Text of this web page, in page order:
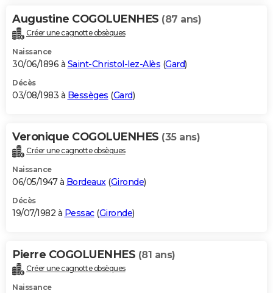
Augustine COGOLUENHES (87 ans)
Créer une cagnotte obsèques
Naissance
30/06/1896 à Saint-Christol-lez-Alès (Gard)
Décès
03/08/1983 à Bessèges (Gard)
Veronique COGOLUENHES (35 ans)
Créer une cagnotte obsèques
Naissance
06/05/1947 à Bordeaux(Gironde)
Décès
19/07/1982 à Pessac(Gironde)
Pierre COGOLUENHES (81 ans)
Créer une cagnotte obsèques
Naissance